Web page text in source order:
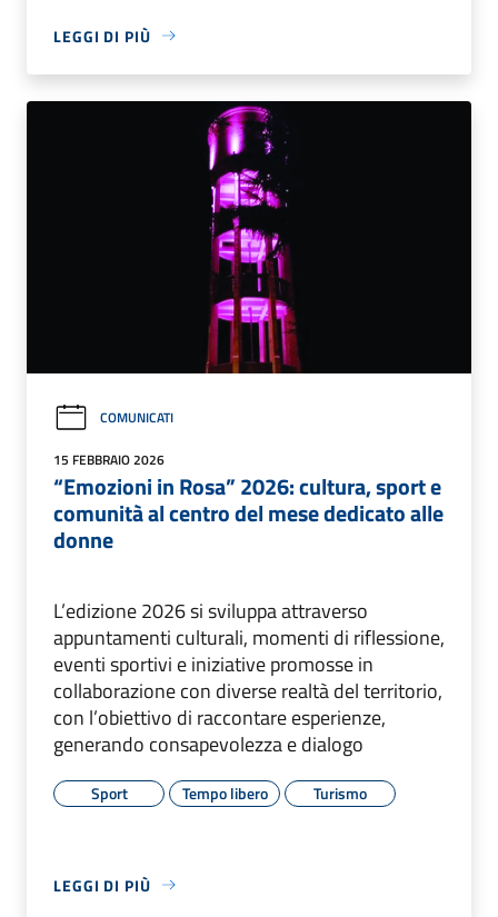
LEGGI DI PIÙ
COMUNICATI
15 FEBBRAIO 2026
“Emozioni in Rosa” 2026: cultura, sport e
comunità al centro del mese dedicato alle
donne
L’edizione 2026 si sviluppa attraverso
appuntamenti culturali, momenti di riflessione,
eventi sportivi e iniziative promosse in
collaborazione con diverse realtà del territorio,
con l’obiettivo di raccontare esperienze,
generando consapevolezza e dialogo
Sport Tempo libero Turismo
LEGGI DI PIÙ